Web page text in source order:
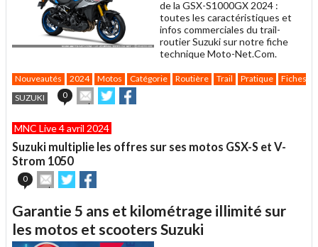
de la GSX-S1000GX 2024 :
toutes les caractéristiques et
infos commerciales du trail-
routier Suzuki sur notre fiche
technique Moto-Net.Com.
Nouveautés 2024 Motos Catégorie Routière Trail Pratique
Fiches
SUZUKI
0
Envoyer
cet
à
un
ami
Partager
sur sur
MNC Live 4 avril 2024
Suzuki multiplie les offres sur ses motos GSX-S et V-
Strom 1050
0
Envoyer
cet
à
un
ami
Partager
sur sur
Garantie 5 ans et kilométrage illimité sur
les motos et scooters Suzuki